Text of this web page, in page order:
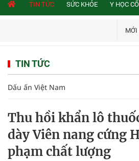
TIN TỨC SỨC KHỎE Y HỌC
MỚI
TIN TỨC
Dấu ấn Việt Nam
Thu hồi khẩn lô
dày Viên nang cứng
phạm chất lượng